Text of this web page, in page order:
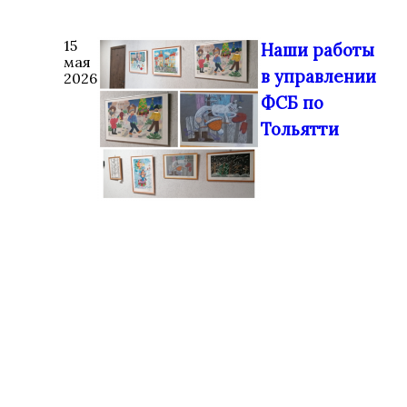
15
мая
2026
Наши работы
в управлении
ФСБ по
Тольятти